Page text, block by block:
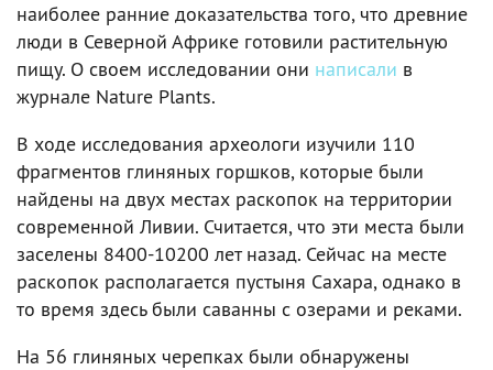
наиболее ранние доказательства того, что древние
люди в Северной Африке готовили растительную
пищу. О своем исследовании они написали в
журнале Nature Plants.
В ходе исследования археологи изучили 110
фрагментов глиняных горшков, которые были
найдены на двух местах раскопок на территории
современной Ливии. Считается, что эти места были
заселены 8400-10200 лет назад. Сейчас на месте
раскопок располагается пустыня Сахара, однако в
то время здесь были саванны с озерами и реками.
На 56 глиняных черепках были обнаружены